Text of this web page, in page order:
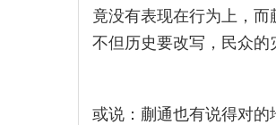
竟没有表现在行为上，
不但历史要改写，民众的
或说：蒯通也有说得对的